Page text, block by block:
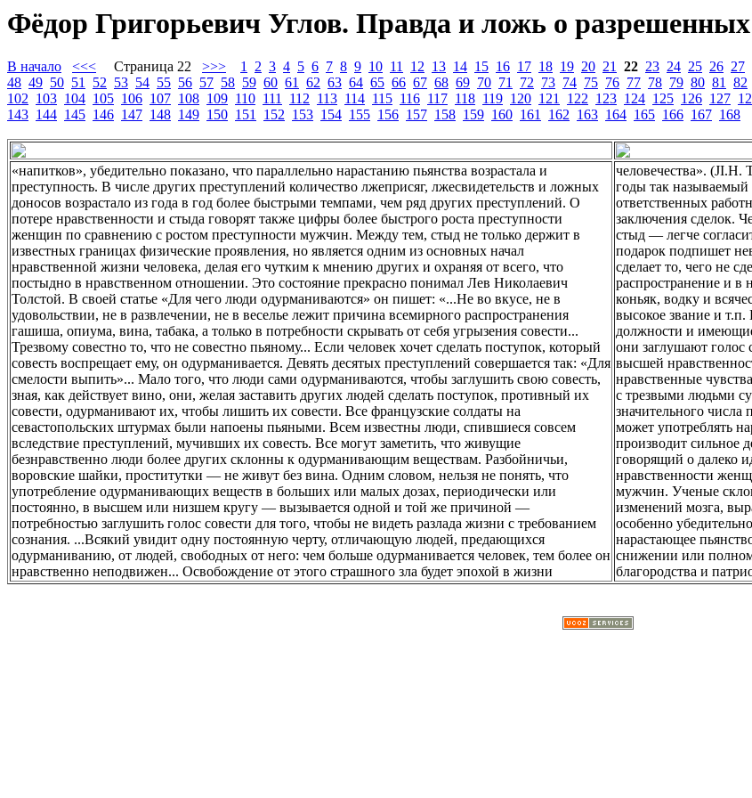
Фёдор Григорьевич Углов. Правда и ложь о
В начало <<< Страница 22 >>> 1 2 3 4 5 6 7 8 9 10 11 12 13 14 15 16 17 18 19 20 21 22 23 24 25 26 27
48 49 50 51 52 53 54 55 56 57 58 59 60 61 62 63 64 65 66 67 68 69 70 71 72 73 74 75 76 77 78 79 80 81 82
102 103 104 105 106 107 108 109 110 111 112 113 114 115 116 117 118 119 120 121 122 123 124 125 126 127
143 144 145 146 147 148 149 150 151 152 153 154 155 156 157 158 159 160 161 162 163 164 165 166 167 168
«напитков», убедительно показано, что параллельно нарастанию пьянства возрастала и
преступность. В числе других преступлений количество лжеприсяг, лжесвидетельств и ложных
доносов возрастало из года в год более быстрыми темпами, чем ряд других преступлений. О
потере нравственности и стыда говорят также цифры более быстрого роста преступности
женщин по сравнению с ростом преступности мужчин. Между тем, стыд не только держит в
известных границах физические проявления, но является одним из основных начал
нравственной жизни человека, делая его чутким к мнению других и охраняя от всего, что
постыдно в нравственном отношении. Это состояние прекрасно понимал Лев Николаевич
Толстой. В своей статье «Для чего люди одурманиваются» он пишет: «...Не во вкусе, не в
удовольствии, не в развлечении, не в веселье лежит причина всемирного распространения
гашиша, опиума, вина, табака, а только в потребности скрывать от себя угрызения совести...
Трезвому совестно то, что не совестно пьяному... Если человек хочет сделать поступок, который
совесть воспрещает ему, он одурманивается. Девять десятых преступлений совершается так: «Для
смелости выпить»... Мало того, что люди сами одурманиваются, чтобы заглушить свою совесть,
зная, как действует вино, они, желая заставить других людей сделать поступок, противный их
совести, одурманивают их, чтобы лишить их совести. Все французские солдаты на
севастопольских штурмах были напоены пьяными. Всем известны люди, спившиеся совсем
вследствие преступлений, мучивших их совесть. Все могут заметить, что живущие
безнравственно люди более других склонны к одурманивающим веществам. Разбойничьи,
воровские шайки, проститутки — не живут без вина. Одним словом, нельзя не понять, что
употребление одурманивающих веществ в больших или малых дозах, периодически или
постоянно, в высшем или низшем кругу — вызывается одной и той же причиной —
потребностью заглушить голос совести для того, чтобы не видеть разлада жизни с требованием
сознания. ...Всякий увидит одну постоянную черту, отличающую людей, предающихся
одурманиванию, от людей, свободных от него: чем больше одурманивается человек, тем более он
нравственно неподвижен... Освобождение от этого страшного зла будет эпохой в жизни
человечества». (JI.H.
годы так называемый
ответственных
заключения сделок.
стыд — легче
подарок подпишет
сделает то, чего не
распространение и в
коньяк, водку и
высокое звание и
должности и
они заглушают голос
высшей
нравственные
с трезвыми людьми
значительного
может употреблять
производит сильное
говорящий о далеко
нравственности
мужчин. Ученые
изменений мозга,
особенно
нарастающее
снижении или
благородства и